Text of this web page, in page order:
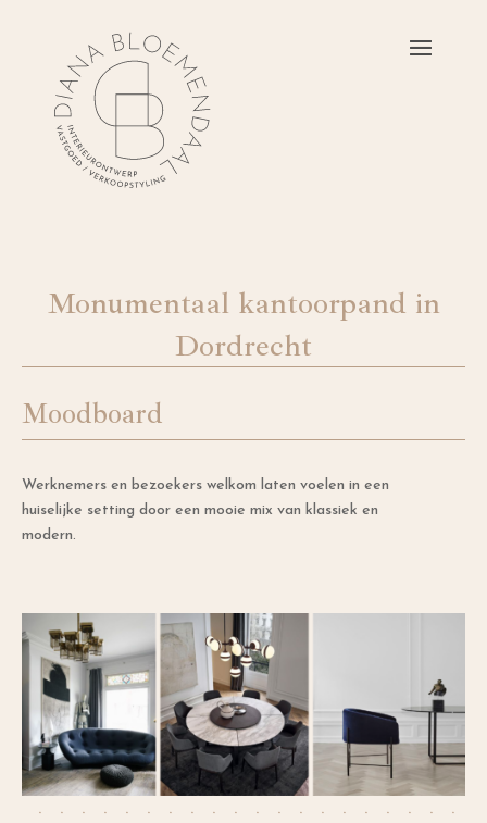
Monumentaal kantoorpand in
Dordrecht
Moodboard
Werknemers en bezoekers welkom laten voelen in een
huiselijke setting door een mooie mix van klassiek en
modern.